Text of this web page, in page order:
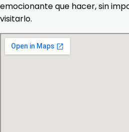
emocionante que hacer, sin
visitarlo.